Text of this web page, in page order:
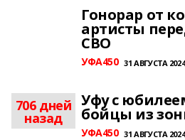
Гонорар от
артисты
СВО
УФА450 31 АВГУСТА
706 дней
назад
Уфу с
бойцы из
УФА450 31 АВГУСТА